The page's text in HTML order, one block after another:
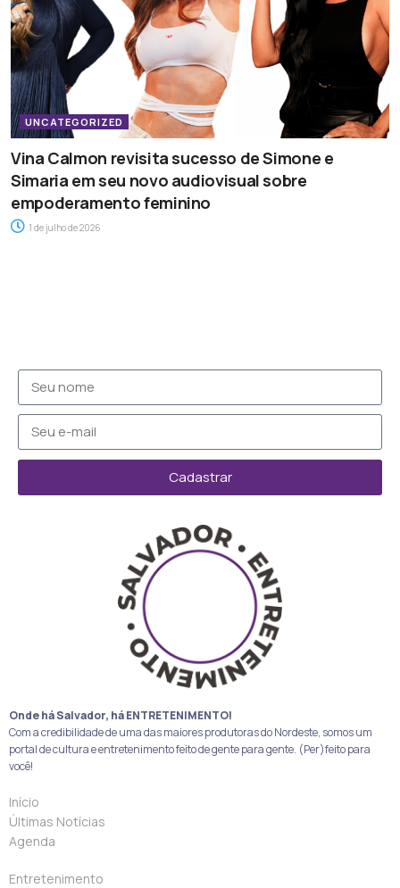
UNCATEGORIZED
Vina Calmon revisita sucesso de Simone e
Simaria em seu novo audiovisual sobre
empoderamento feminino
1 de julho de 2026
Cadastrar
Onde há Salvador, há ENTRETENIMENTO!
Com a credibilidade de uma das maiores produtoras do Nordeste, somos um
portal de cultura e entretenimento feito de gente para gente. (Per)feito para
você!
Início
Últimas Notícias
Agenda
Entretenimento